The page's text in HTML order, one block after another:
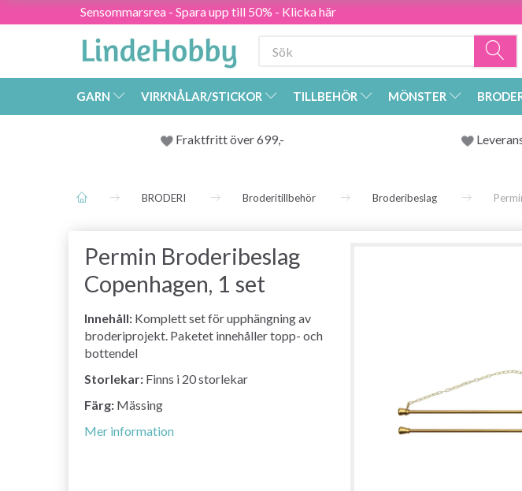
Sensommarsrea - Spara upp till 50% - Klicka här
GARN VIRKNÅLAR/STICKOR TILLBEHÖR MÖNSTER
Fraktfritt över 699,-
BRODERI Broderitillbehör Broderibeslag
Permin Broderibeslag
Copenhagen, 1 set
Innehåll: Komplett set för upphängning av
broderiprojekt. Paketet innehåller topp- och
bottendel
Storlekar: Finns i 20 storlekar
Färg: Mässing
Mer information